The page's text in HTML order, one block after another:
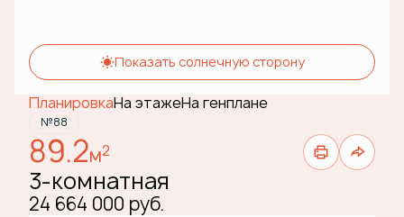
Показать солнечную сторону
ПланировкаНа этажеНа генплане
№88
89.2м2
3-комнатная
24 664 000 руб.